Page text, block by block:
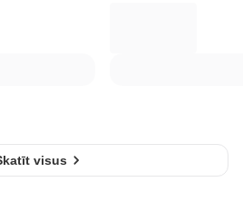
visus